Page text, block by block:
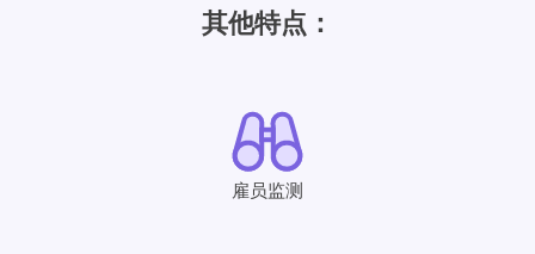
其他特点：
雇员监测